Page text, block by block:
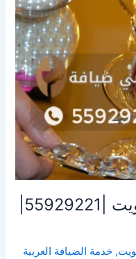
,خدمة الضيافة العربية